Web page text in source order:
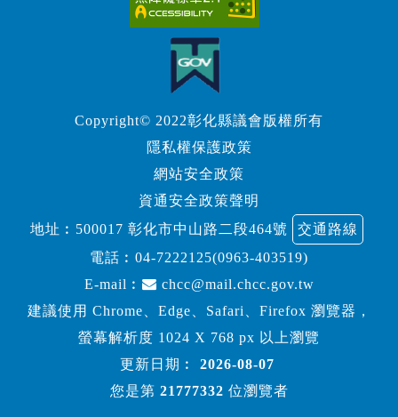
Copyright© 2022彰化縣議會版權所有
隱私權保護政策
網站安全政策
資通安全政策聲明
地址︰500017 彰化市中山路二段464號
交通路線
電話︰ 04-7222125(0963-403519)
E-mail︰
chcc@mail.chcc.gov.tw
建議使用 Chrome、Edge、Safari、Firefox 瀏覽器，
螢幕解析度 1024 X 768 px 以上瀏覽
更新日期︰
2026-08-07
您是第 21777332 位瀏覽者